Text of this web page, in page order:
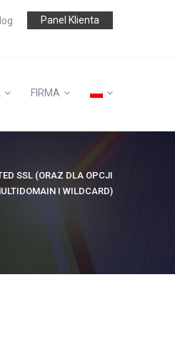
Panel Klienta
FIRMA
SSL (ORAZ DLA OPCJI
I WILDCARD)